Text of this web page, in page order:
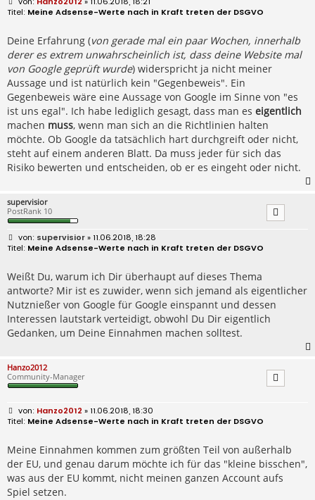
e
i
r
a
g
Meine Adsense-Werte nach in Kraft treten der DSGVO
Deine Erfahrung (von gerade mal ein paar Wochen, innerhalb
derer es extrem unwahrscheinlich ist, dass deine Website mal
von Google geprüft wurde) widerspricht ja nicht meiner
Aussage und ist natürlich kein "Gegenbeweis". Ein
Gegenbeweis wäre eine Aussage von Google im Sinne von "es
ist uns egal". Ich habe lediglich gesagt, dass man es eigentlich
machen muss, wenn man sich an die Richtlinien halten
möchte. Ob Google da tatsächlich hart durchgreift oder nicht,
steht auf einem anderen Blatt. Da muss jeder für sich das
Risiko bewerten und entscheiden, ob er es eingeht oder nicht.
supervisior
PostRank 10
B
e
r
a
g
supervisior» 11.06.2018, 18:28
Meine Adsense-Werte nach in Kraft treten der DSGVO
Weißt Du, warum ich Dir überhaupt auf dieses Thema
antworte? Mir ist es zuwider, wenn sich jemand als eigentlicher
Nutznießer von Google für Google einspannt und dessen
Interessen lautstark verteidigt, obwohl Du Dir eigentlich
Gedanken, um Deine Einnahmen machen solltest.
Hanzo2012
Community-Manager
B
e
r
a
g
Hanzo2012 » 11.06.2018, 18:30
Meine Adsense-Werte nach in Kraft treten der DSGVO
Meine Einnahmen kommen zum größten Teil von außerhalb
der EU, und genau darum möchte ich für das "kleine bisschen",
was aus der EU kommt, nicht meinen ganzen Account aufs
Spiel setzen.